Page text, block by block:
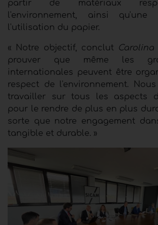
partir de matériaux
l'environnement, ainsi qu'une
l'utilisation du papier.
« Notre objectif, conclut Carolina
prouver que même les
internationales peuvent être
respect de l'environnement.
travailler sur tous les aspects
pour le rendre de plus en plus
sorte que notre engagement
tangible et durable. »